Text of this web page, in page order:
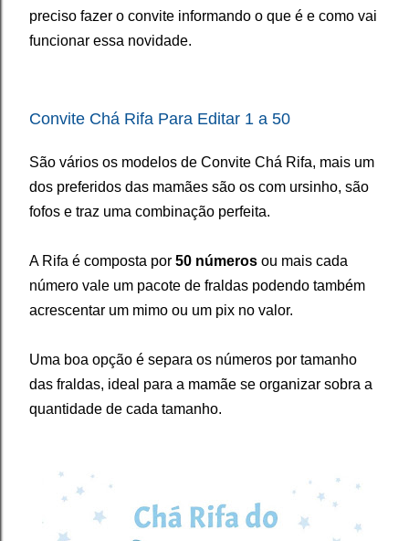
preciso fazer o convite informando o que é e como vai
funcionar essa novidade.
Convite Chá Rifa Para Editar 1 a 50
São vários os modelos de Convite Chá Rifa, mais um
dos preferidos das mamães são os com ursinho, são
fofos e traz uma combinação perfeita.
A Rifa é composta por 50 números ou mais cada
número vale um pacote de fraldas podendo também
acrescentar um mimo ou um pix no valor.
Uma boa opção é separa os números por tamanho
das fraldas, ideal para a mamãe se organizar sobra a
quantidade de cada tamanho.